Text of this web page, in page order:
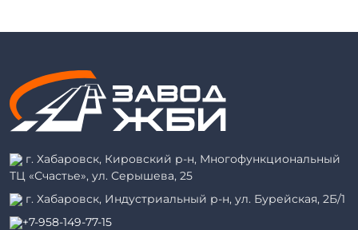
г. Хабаровск, Кировский р-н, Многофункциональный
ТЦ «Счастье», ул. Серышева, 25
г. Хабаровск, Индустриальный р-н, ул. Бурейская, 2Б/1
+7-958-149-77-15